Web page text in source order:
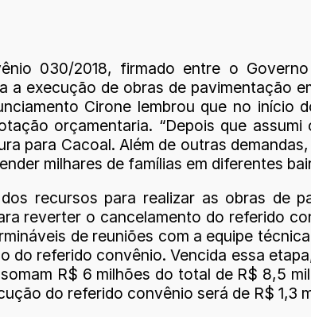
030/2018, firmado entre o
a execução de obras de pavimentação
Cirone lembrou que no início
orçamentaria. “Depois que
para Cacoal. Além de outras
milhares de famílias em diferentes
recursos para realizar as obras de
reverter o cancelamento do referido
de reuniões com a equipe
do referido convênio. Vencida essa
R$ 6 milhões do total de R$ 8,5
do referido convênio será de R$ 1,3